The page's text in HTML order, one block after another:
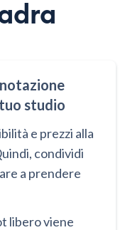
studio
e prezzi alla
condividi
a prendere
libero viene